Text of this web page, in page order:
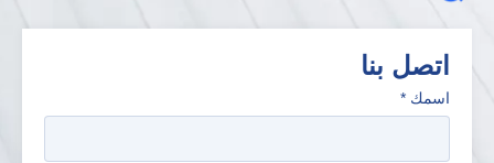
اتصل بنا
اسمك *